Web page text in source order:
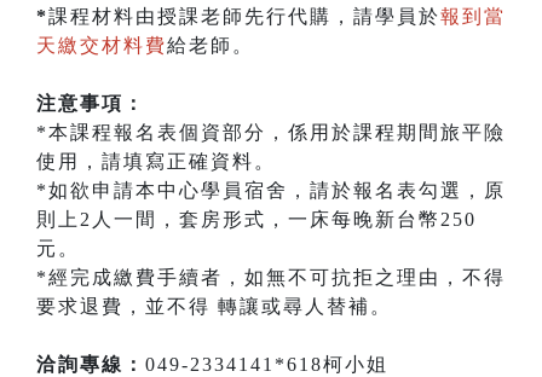
*課程材料由授課老師先行代購，請學員於報到當
天繳交材料費給老師。
注意事項：
*本課程報名表個資部分，係用於課程期間旅平險
使用，請填寫正確資料。
*如欲申請本中心學員宿舍，請於報名表勾選，原
則上2人一間，套房形式，一床每晚新台幣250
元。
*經完成繳費手續者，如無不可抗拒之理由，不得
要求退費，並不得 轉讓或尋人替補。
洽詢專線： 049-2334141*618柯小姐